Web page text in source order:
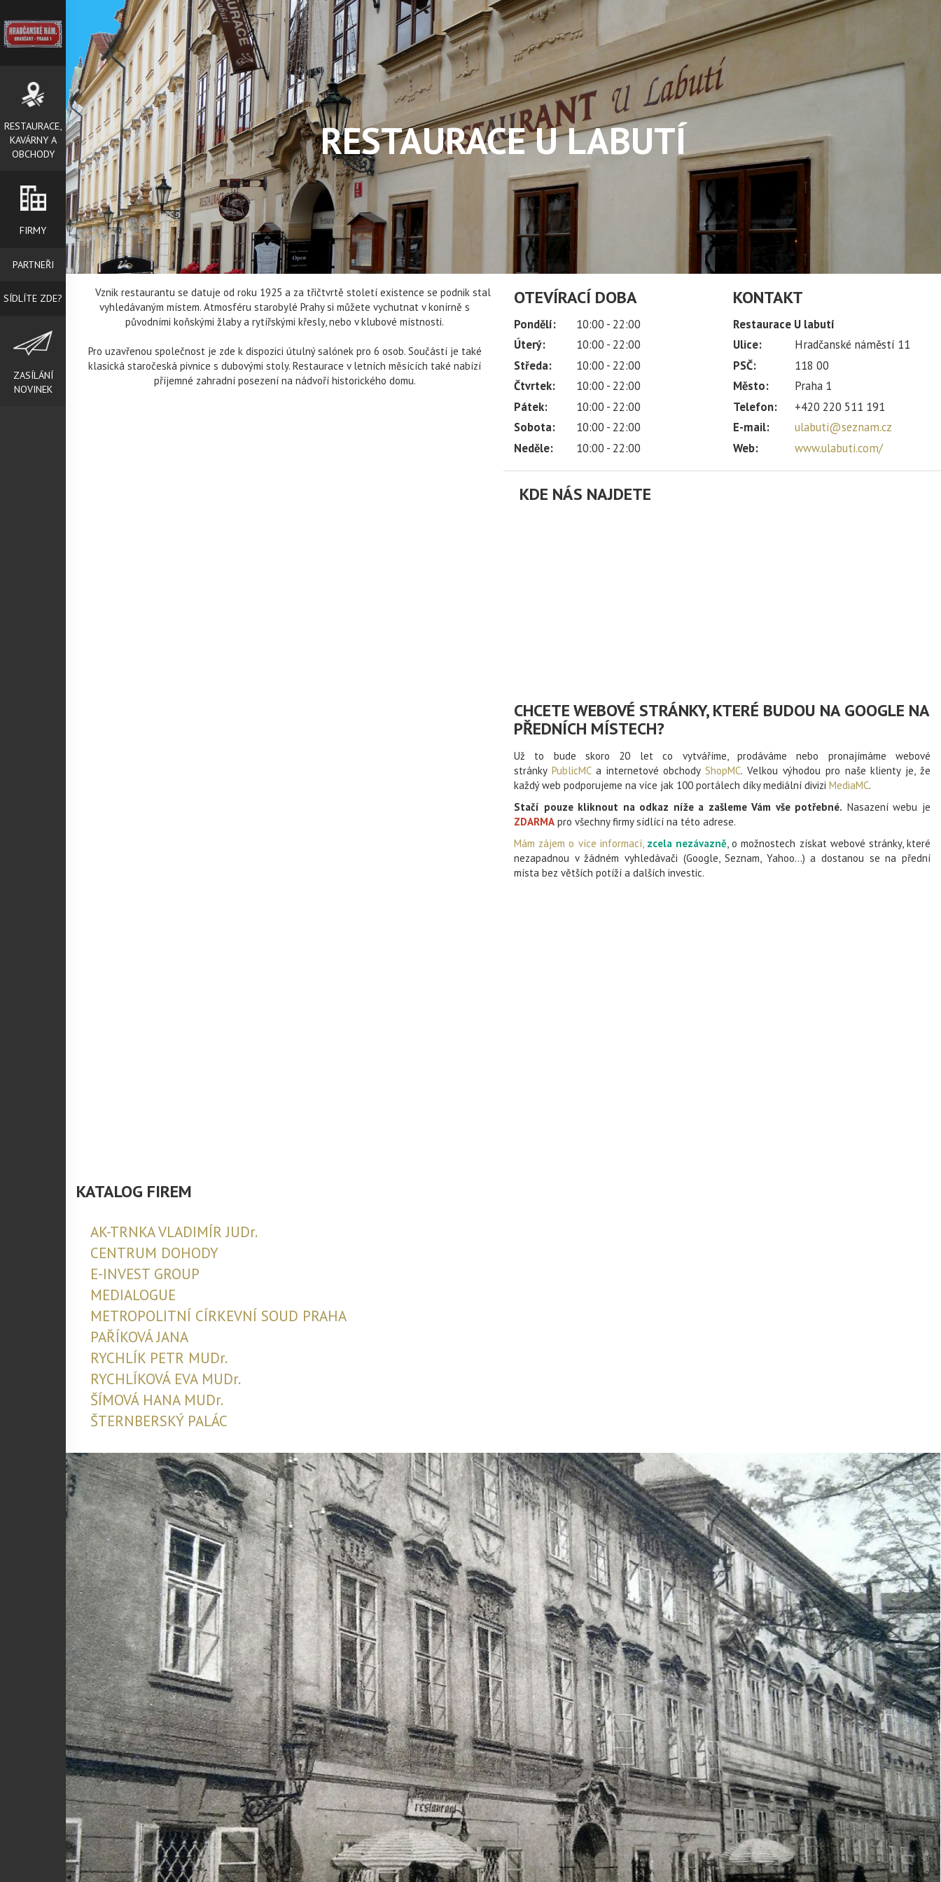
RESTAURACE,
KAVÁRNY A
OBCHODY
FIRMY
PARTNEŘI
SÍDLÍTE ZDE?
ZASÍLÁNÍ
NOVINEK
RESTAURACE U LABUTÍ
Vznik restaurantu se datuje od roku 1925 a za třičtvrtě století existence se podnik stal
vyhledávaným místem. Atmosféru starobylé Prahy si můžete vychutnat v konírně s
původními koňskými žlaby a rytířskými křesly, nebo v klubové místnosti.
Pro uzavřenou společnost je zde k dispozici útulný salónek pro 6 osob. Součástí je také
klasická staročeská pivnice s dubovými stoly. Restaurace v letních měsících také nabízí
příjemné zahradní posezení na nádvoří historického domu.
KATALOG FIREM
AK-TRNKA VLADIMÍR JUDr.
CENTRUM DOHODY
E-INVEST GROUP
MEDIALOGUE
METROPOLITNÍ CÍRKEVNÍ SOUD PRAHA
PAŘÍKOVÁ JANA
RYCHLÍK PETR MUDr.
RYCHLÍKOVÁ EVA MUDr.
ŠÍMOVÁ HANA MUDr.
ŠTERNBERSKÝ PALÁC
OTEVÍRACÍ DOBA
Pondělí:
10:00 - 22:00
Úterý:
10:00 - 22:00
Středa:
10:00 - 22:00
Čtvrtek:
10:00 - 22:00
Pátek:
10:00 - 22:00
Sobota:
10:00 - 22:00
Neděle:
10:00 - 22:00
KONTAKT
Restaurace U labutí
Ulice:
Hradčanské náměstí 11
PSČ:
118 00
Město:
Praha 1
Telefon:
+420 220 511 191
E-mail:
ulabuti@seznam.cz
Web:
www.ulabuti.com/
KDE NÁS NAJDETE
CHCETE WEBOVÉ STRÁNKY, KTERÉ BUDOU NA GOOGLE NA
PŘEDNÍCH MÍSTECH?
Už to bude skoro 20 let co vytváříme, prodáváme nebo pronajímáme webové
stránky PublicMCa internetové obchodyShopMC. Velkou výhodou pro naše klienty je, že
každý web podporujeme na více jak 100 portálech díky mediální diviziMediaMC.
Stačí pouze kliknout na odkaz níže a zašleme Vám vše potřebné. Nasazení webu je
ZDARMA pro všechny firmy sídlící na této adrese.
Mám zájem o více informací, zcela nezávazně , o možnostech získat webové stránky, které
nezapadnou v žádném vyhledávači (Google, Seznam, Yahoo...) a dostanou se na přední
místa bez větších potíží a dalších investic.